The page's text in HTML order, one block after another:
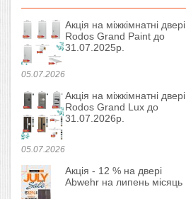
05.07.2026
Акція на міжкімнатні двері
Rodos Grand Paint до
31.07.2025р.
05.07.2026
Акція на міжкімнатні двері
Rodos Grand Lux до
31.07.2026р.
Акція - 12 % на двері
Abwehr на липень місяць